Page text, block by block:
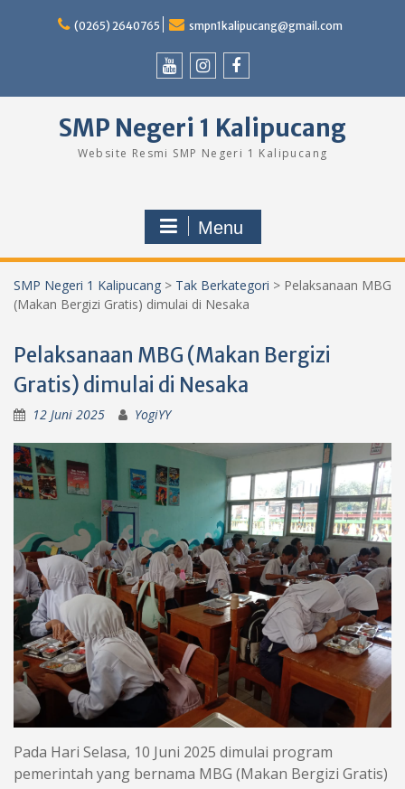
(0265) 2640765 smpn1kalipucang@gmail.com
SMP Negeri 1 Kalipucang
Website Resmi SMP Negeri 1 Kalipucang
Menu
SMP Negeri 1 Kalipucang > Tak Berkategori > Pelaksanaan MBG
(Makan Bergizi Gratis) dimulai di Nesaka
Pelaksanaan MBG (Makan Bergizi
Gratis) dimulai di Nesaka
12 Juni 2025 YogiYY
Pada Hari Selasa, 10 Juni 2025 dimulai program
pemerintah yang bernama MBG (Makan Bergizi Gratis)